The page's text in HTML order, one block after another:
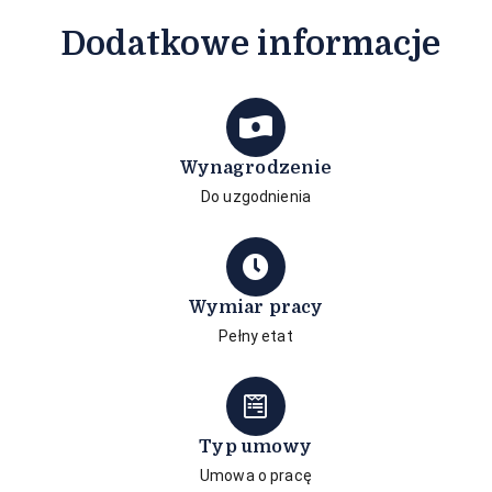
Dodatkowe informacje
Wynagrodzenie
Do uzgodnienia
Wymiar pracy
Pełny etat
Typ umowy
Umowa o pracę